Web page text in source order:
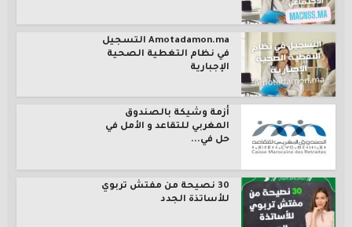
Amotadamon.ma التسجيل
في نظام التغطية الصحية
الإجبارية
أزمة وشيكة بالصندوق
المغربي للتقاعد و الأمل في
حل في...
30 نصيحة من مفتش تربوي
للأساتذة الجدد